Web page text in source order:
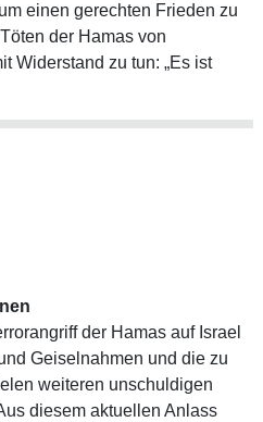
einen gerechten Frieden zu
der Hamas von
Widerstand zu tun: „Es ist
der Hamas auf Israel
Geiselnahmen und die zu
weiteren unschuldigen
diesem aktuellen Anlass